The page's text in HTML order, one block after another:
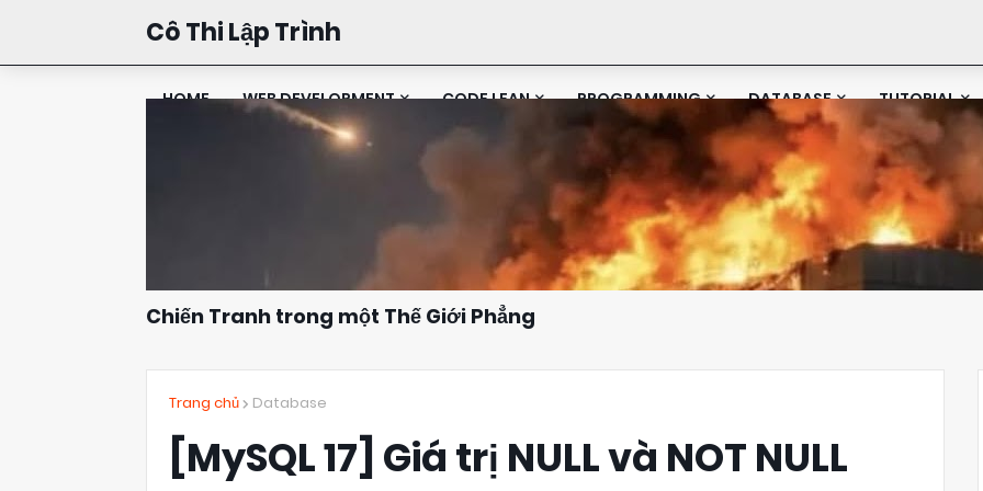
Cô Thi Lập Trình
HOME WEB DEVELOPMENT CODE LEAN PROGRAMMING DATABASE TUTORIAL
Chiến Tranh trong một Thế Giới Phẳng
Trang chủ Database
[MySQL 17] Giá trị NULL và NOT NULL